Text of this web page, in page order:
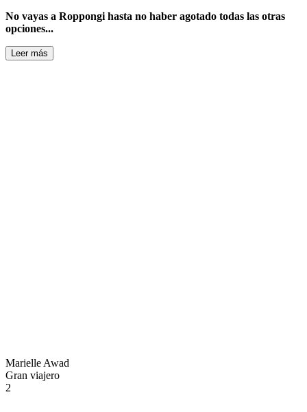
No vayas a Roppongi hasta no haber agotado todas las otras
opciones...
Leer más
Marielle Awad
Gran viajero
2